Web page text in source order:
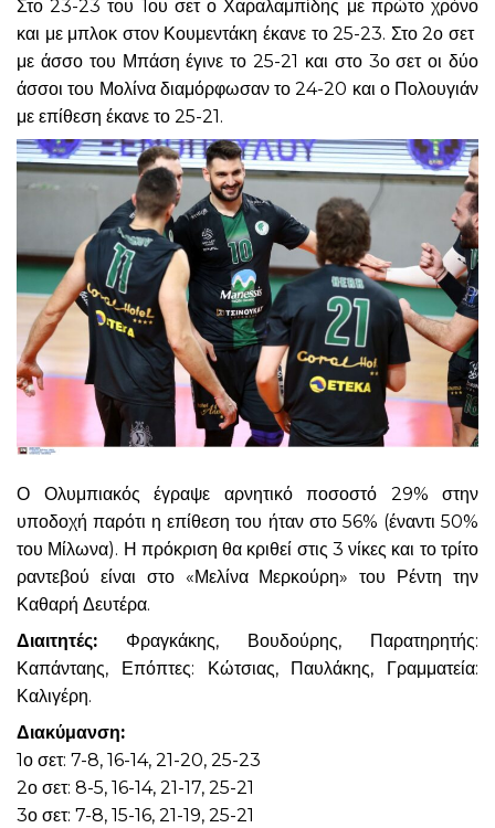
Στο 23-23 του 1ου σετ ο Χαραλαμπίδης με πρώτο χρόνο
και με μπλοκ στον Κουμεντάκη έκανε το 25-23. Στο 2ο σετ
με άσσο του Μπάση έγινε το 25-21 και στο 3ο σετ οι δύο
άσσοι του Μολίνα διαμόρφωσαν το 24-20 και ο Πολουγιάν
με επίθεση έκανε το 25-21.
Ο Ολυμπιακός έγραψε αρνητικό ποσοστό 29% στην
υποδοχή παρότι η επίθεση του ήταν στο 56% (έναντι 50%
του Μίλωνα). Η πρόκριση θα κριθεί στις 3 νίκες και το τρίτο
ραντεβού είναι στο «Μελίνα Μερκούρη» του Ρέντη την
Καθαρή Δευτέρα.
Διαιτητές: Φραγκάκης, Βουδούρης, Παρατηρητής:
Καπάνταης, Επόπτες: Κώτσιας, Παυλάκης, Γραμματεία:
Καλιγέρη.
Διακύμανση:
1ο σετ: 7-8, 16-14, 21-20, 25-23
2ο σετ: 8-5, 16-14, 21-17, 25-21
3ο σετ: 7-8, 15-16, 21-19, 25-21